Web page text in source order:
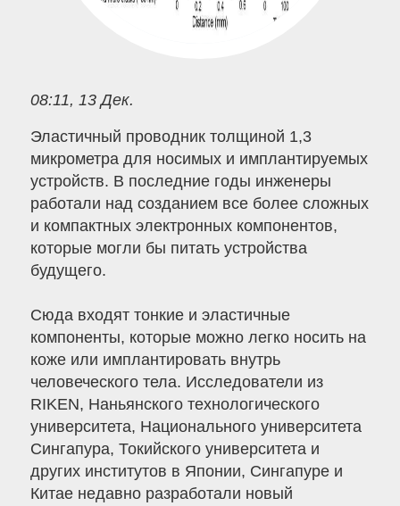
08:11, 13 Дек.
Эластичный проводник толщиной 1,3
микрометра для носимых и имплантируемых
устройств. В последние годы инженеры
работали над созданием все более сложных
и компактных электронных компонентов,
которые могли бы питать устройства
будущего.
Сюда входят тонкие и эластичные
компоненты, которые можно легко носить на
коже или имплантировать внутрь
человеческого тела. Исследователи из
RIKEN, Наньянского технологического
университета, Национального университета
Сингапура, Токийского университета и
других институтов в Японии, Сингапуре и
Китае недавно разработали новый